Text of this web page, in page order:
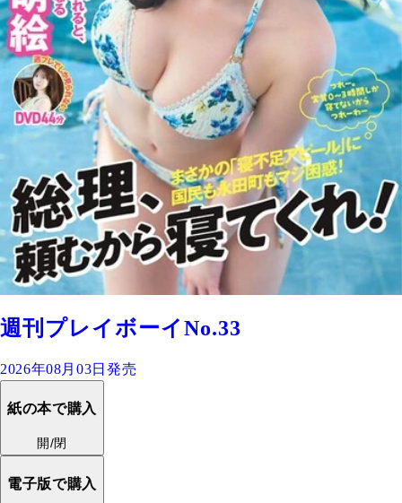
週刊プレイボーイNo.33
2026年08月03日発売
紙の本で購入
開/閉
電子版で購入